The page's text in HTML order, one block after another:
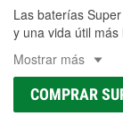
Las baterías
y una vida útil
Mostrar más
COMPRAR